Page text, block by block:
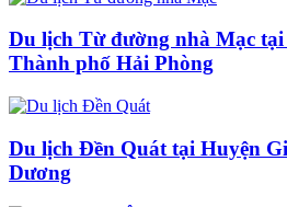
Du lịch Từ đường nhà Mạc
Thành phố Hải Phòng
Du lịch Đền Quát tại Huyện
Dương